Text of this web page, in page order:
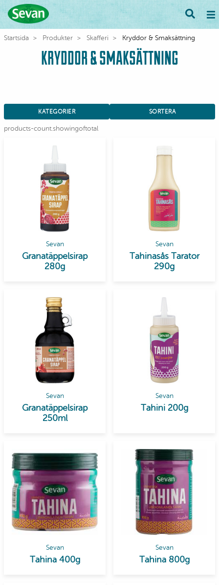
Startsida Produkter Skafferi Kryddor & Smaksättning
KRYDDOR & SMAKSÄTTNING
KATEGORIER SORTERA
products-count.showingoftotal
Sevan
Granatäppelsirap
280g
Sevan
Tahinasås Tarator
290g
Sevan
Granatäppelsirap
250ml
Sevan
Tahini 200g
Sevan
Tahina 400g
Sevan
Tahina 800g